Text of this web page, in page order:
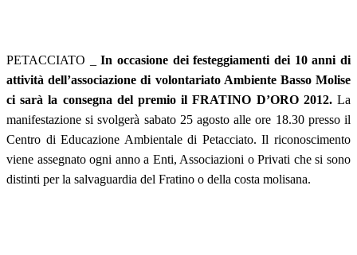
PETACCIATO _In occasione dei festeggiamenti dei 10 anni di
attività dell’associazione di volontariato Ambiente Basso Molise
ci sarà la consegna del premio il FRATINO D’ORO 2012.La
manifestazione si svolgerà sabato 25 agosto alle ore 18.30 presso il
Centro di Educazione Ambientale di Petacciato. Il riconoscimento
viene assegnato ogni anno a Enti, Associazioni o Privati che si sono
distinti per la salvaguardia del Fratino o della costa molisana.